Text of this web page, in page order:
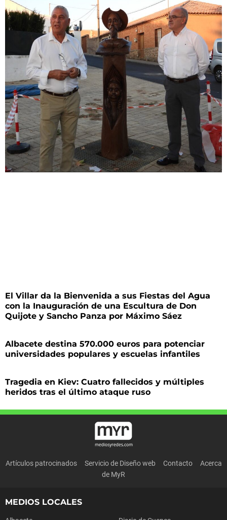
El Villar da la Bienvenida a sus Fiestas del Agua
con la Inauguración de una Escultura de Don
Quijote y Sancho Panza por Máximo Sáez
Albacete destina 570.000 euros para potenciar
universidades populares y escuelas infantiles
Tragedia en Kiev: Cuatro fallecidos y múltiples
heridos tras el último ataque ruso
Artículos patrocinados Servicio de Diseño web Contacto
Acerca
de MyR
MEDIOS LOCALES